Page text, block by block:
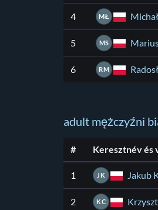
4 MŁ
5 MS
6 RM
adult mężczyźni
# Keresztnév és
1 JK Jakub
2 KC